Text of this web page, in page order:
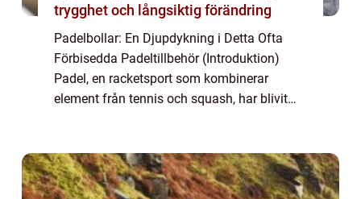
trygghet och långsiktig förändring
Padelbollar: En Djupdykning i Detta Ofta
Förbisedda Padeltillbehör (Introduktion)
Padel, en racketsport som kombinerar
element från tennis och squash, har blivit
padel b...